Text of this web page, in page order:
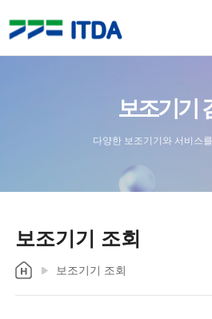
보조기기
다양한 보조기기와 서비스
보조기기 조회
보조기기 조회